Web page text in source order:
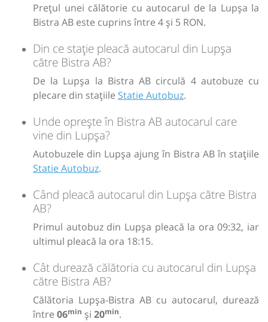
Prețul unei călătorie cu autocarul de la Lupșa la
Bistra AB este cuprins între 4 și 5 RON.
Din ce stație pleacă autocarul din Lupșa
către Bistra AB?
De la Lupșa la Bistra AB circulă 4 autobuze cu
plecare din stațiile Statie Autobuz.
Unde oprește în Bistra AB autocarul care
vine din Lupșa?
Autobuzele din Lupșa ajung în Bistra AB în stațiile
Statie Autobuz.
Când pleacă autocarul din Lupșa către Bistra
AB?
Primul autobuz din Lupșa pleacă la ora 09:32, iar
ultimul pleacă la ora 18:15.
Cât durează călătoria cu autocarul din Lupșa
către Bistra AB?
Călătoria Lupșa-Bistra AB cu autocarul, durează
între 06min și 20min.